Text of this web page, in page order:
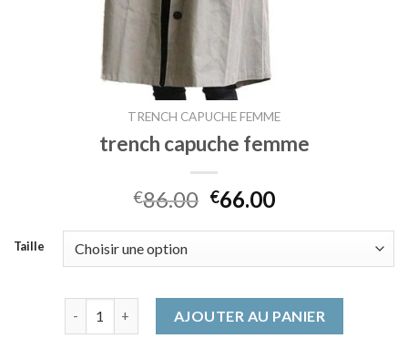
TRENCH CAPUCHE FEMME
trench capuche femme
€86.00 €66.00
Taille
AJOUTER AU PANIER